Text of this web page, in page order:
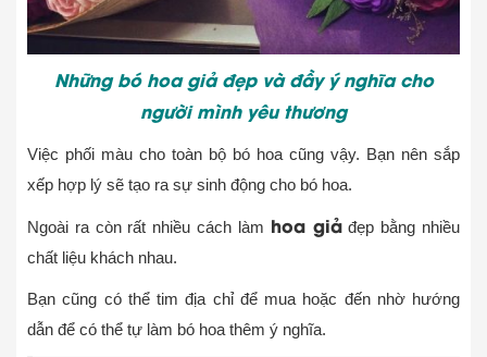
Những bó hoa giả đẹp và đầy ý nghĩa cho
người mình yêu thương
Việc phối màu cho toàn bộ bó hoa cũng vậy. Bạn nên sắp
xếp hợp lý sẽ tạo ra sự sinh động cho bó hoa.
Ngoài ra còn rất nhiều cách làm hoa giảđẹp bằng nhiều
chất liệu khách nhau.
Bạn cũng có thể tim địa chỉ để mua hoặc đến nhờ hướng
dẫn để có thể tự làm bó hoa thêm ý nghĩa.